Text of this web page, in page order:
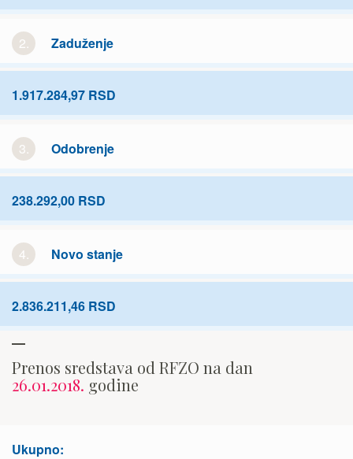
2. Zaduženje
1.917.284,97 RSD
3. Odobrenje
238.292,00 RSD
4. Novo stanje
2.836.211,46 RSD
Prenos sredstava od RFZO na dan
26.01.2018. godine
Ukupno: